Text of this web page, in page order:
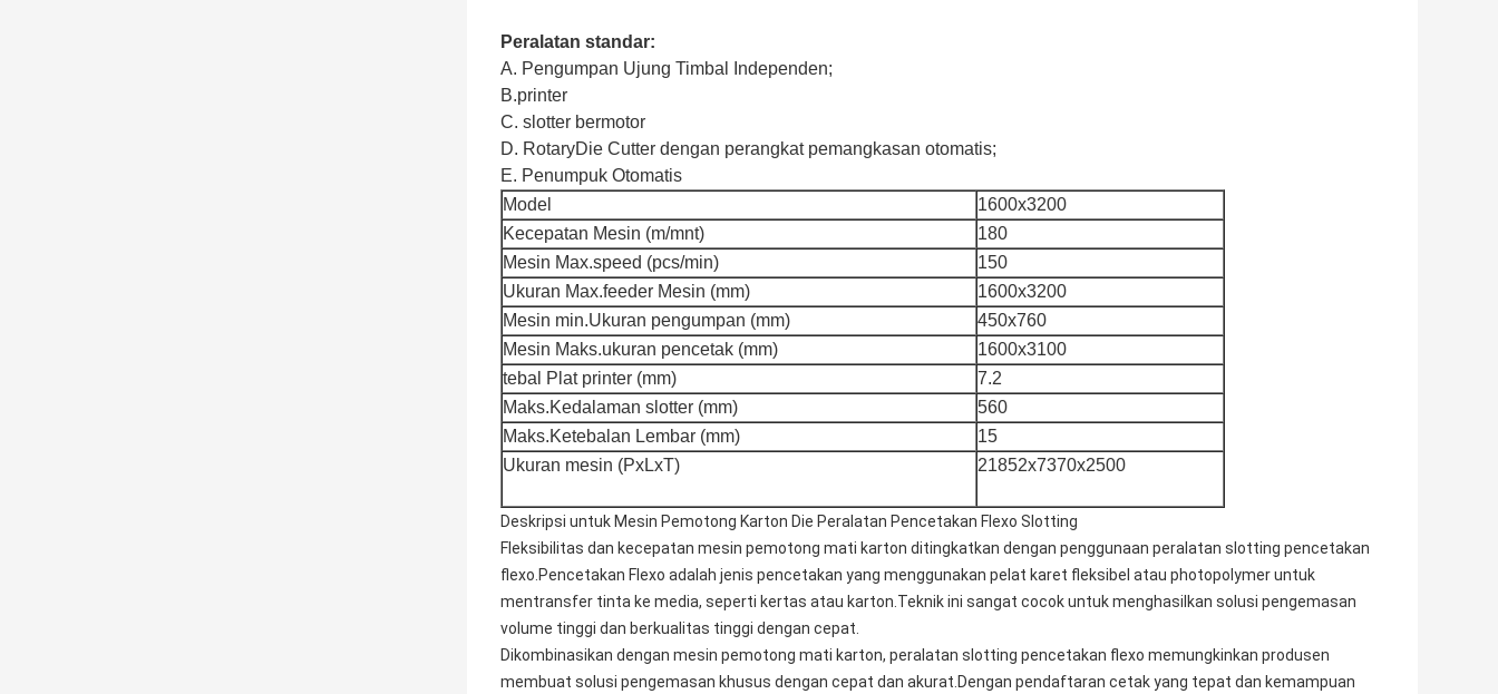
Peralatan standar:
A. Pengumpan Ujung Timbal Independen;
B.printer
C. slotter bermotor
D. RotaryDie Cutter dengan perangkat pemangkasan otomatis;
E. Penumpuk Otomatis
Model
1600x3200
Kecepatan Mesin (m/mnt)
180
Mesin Max.speed (pcs/min)
150
Ukuran Max.feeder Mesin (mm)
1600x3200
Mesin min.Ukuran pengumpan (mm)
450x760
Mesin Maks.ukuran pencetak (mm)
1600x3100
tebal Plat printer (mm)
7.2
Maks.Kedalaman slotter (mm)
560
Maks.Ketebalan Lembar (mm)
15
Ukuran mesin (PxLxT)
21852x7370x2500
Deskripsi untuk Mesin Pemotong Karton Die Peralatan Pencetakan Flexo Slotting
Fleksibilitas dan kecepatan mesin pemotong mati karton ditingkatkan dengan penggunaan peralatan slotting pencetakan
flexo.Pencetakan Flexo adalah jenis pencetakan yang menggunakan pelat karet fleksibel atau photopolymer untuk
mentransfer tinta ke media, seperti kertas atau karton.Teknik ini sangat cocok untuk menghasilkan solusi pengemasan
volume tinggi dan berkualitas tinggi dengan cepat.
Dikombinasikan dengan mesin pemotong mati karton, peralatan slotting pencetakan flexo memungkinkan produsen
membuat solusi pengemasan khusus dengan cepat dan akurat.Dengan pendaftaran cetak yang tepat dan kemampuan